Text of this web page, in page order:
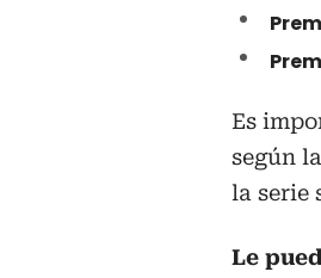
Es
según
la serie
Le